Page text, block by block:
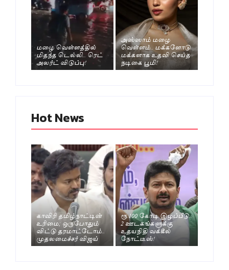
மழை வெள்ளத்தில்
மிதந்த டெல்லி.. ரெட்
அலர்ட் விடுப்பு!
அஸ்ஸாம் மழை
வெள்ளம்.. மக்களோடு
மக்களாக உதவி செய்த
நடிகை பூமி!
Hot News
காவிரி தமிழ்நாட்டின்
உரிமை; ஒருபோதும்
விட்டு தரமாட்டோம்..
முதலமைச்சர் விஜய்
ரூ.100 கோடி இழப்பீடு..
2 ஊடகங்களுக்கு
உதயநிதி வக்கீல்
நோட்டீஸ்!